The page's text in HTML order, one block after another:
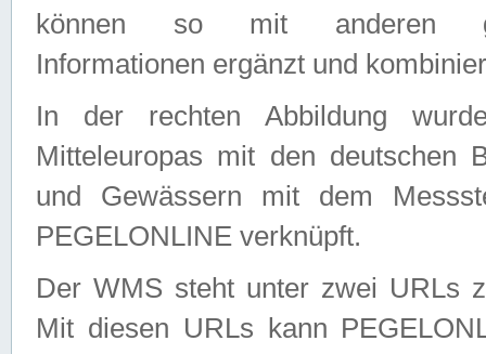
können so mit anderen
Informationen ergänzt und
In der rechten Abbildung
Mitteleuropas mit den deutschen
und Gewässern mit dem
PEGELONLINE verknüpft.
Der WMS steht unter zwei URLs
Mit diesen URLs kann